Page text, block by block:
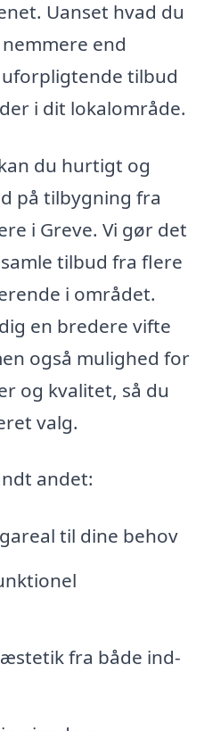
Uanset hvad du
end
tilbud
i dit lokalområde.
du hurtigt og
på tilbygning fra
i Greve. Vi gør det
tilbud fra flere
i området.
en bredere vifte
også mulighed for
og kvalitet, så du
valg.
andet:
til dine behov
fra både ind-